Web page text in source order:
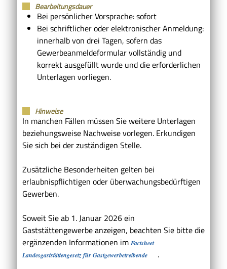
Bearbeitungsdauer
Bei persönlicher Vorsprache: sofort
Bei schriftlicher oder elektronischer Anmeldung:
innerhalb von drei Tagen, sofern das
Gewerbeanmeldeformular vollständig und
korrekt ausgefüllt wurde und die erforderlichen
Unterlagen vorliegen.
Hinweise
In manchen Fällen müssen Sie weitere Unterlagen
beziehungsweise Nachweise vorlegen. Erkundigen
Sie sich bei der zuständigen Stelle.
Zusätzliche Besonderheiten gelten bei
erlaubnispflichtigen oder überwachungsbedürftigen
Gewerben.
Soweit Sie ab 1. Januar 2026 ein
Gaststättengewerbe anzeigen, beachten Sie bitte die
ergänzenden Informationen im Factsheet
Landesgaststättengesetz für Gastgewerbetreibende
.